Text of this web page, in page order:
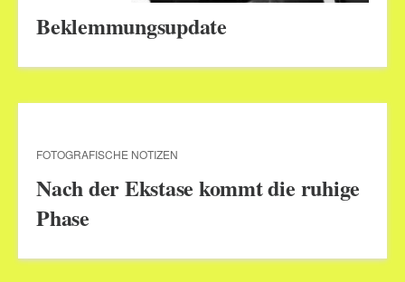
Beklemmungsupdate
FOTOGRAFISCHE NOTIZEN
Nach der Ekstase kommt die ruhige
Phase